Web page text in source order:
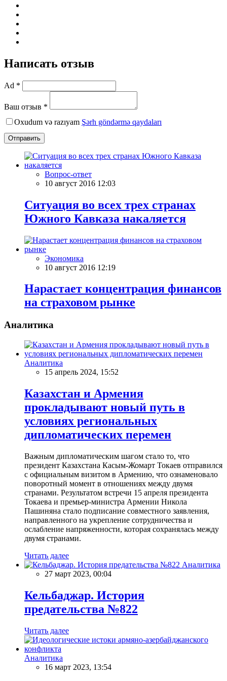
Написать отзыв
Ad *
Ваш отзыв *
Oxudum və razıyam Şərh göndərmə qaydaları
Отправить
Вопрос-ответ
10 август 2016 12:03
Ситуация во всех трех странах
Южного Кавказа накаляется
Экономика
10 август 2016 12:19
Нарастает концентрация финансов
на страховом рынке
Аналитика
Аналитика
15 апрель 2024, 15:52
Казахстан и Армения
прокладывают новый путь в
условиях региональных
дипломатических перемен
Важным дипломатическим шагом стало то, что
президент Казахстана Касым-Жомарт Токаев отправился
с официальным визитом в Армению, что ознаменовало
поворотный момент в отношениях между двумя
странами. Результатом встречи 15 апреля президента
Токаева и премьер-министра Армении Никола
Пашиняна стало подписание совместного заявления,
направленного на укрепление сотрудничества и
ослабление напряженности, которая сохранялась между
двумя странами.
Читать далее
Аналитика
27 март 2023, 00:04
Кельбаджар. История
предательства №822
Читать далее
Аналитика
16 март 2023, 13:54